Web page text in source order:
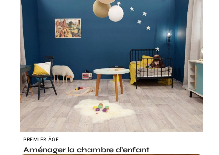
PREMIER ÂGE
Aménager la chambre d’enfant